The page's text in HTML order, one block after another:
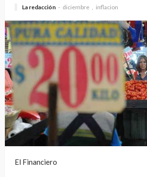
La redacción diciembre inflacion
El Financiero